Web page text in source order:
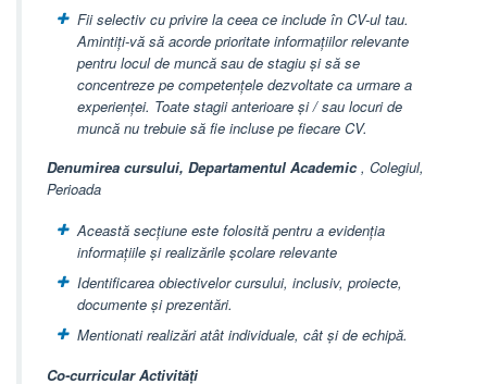
Fii selectiv cu privire la ceea ce include în CV-ul tau.
Amintiți-vă să acorde prioritate informațiilor relevante
pentru locul de muncă sau de stagiu și să se
concentreze pe competențele dezvoltate ca urmare a
experienței. Toate stagii anterioare și / sau locuri de
muncă nu trebuie să fie incluse pe fiecare CV.
Denumirea cursului, Departamentul Academic, Colegiul,
Perioada
Această secțiune este folosită pentru a evidenția
informațiile și realizările școlare relevante
Identificarea obiectivelor cursului, inclusiv, proiecte,
documente și prezentări.
Mentionati realizări atât individuale, cât și de echipă.
Co-curricular Activități